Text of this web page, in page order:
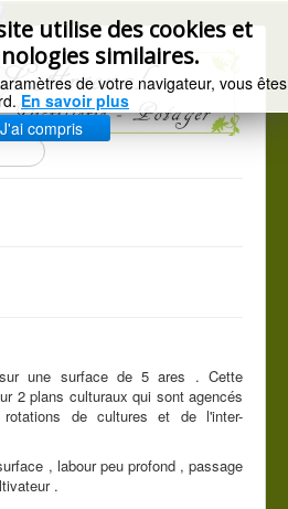
site utilise des cookies et
similaires.
de votre navigateur, vous êtes
En savoir plus
J'ai compris
une surface de 5 ares . Cette
2 plans culturaux qui sont agencés
de cultures et de l'inter-
, labour peu profond , passage
.
suivant